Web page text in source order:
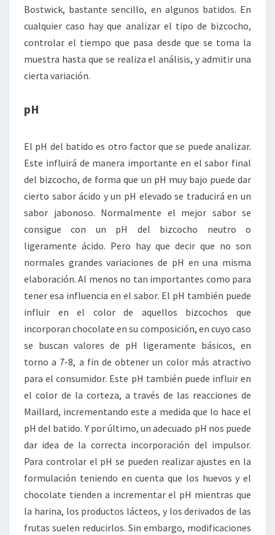
Bostwick, bastante sencillo, en algunos batidos. En
cualquier caso hay que analizar el tipo de bizcocho,
controlar el tiempo que pasa desde que se toma la
muestra hasta que se realiza el análisis, y admitir una
cierta variación.
pH
El pH del batido es otro factor que se puede analizar.
Este influirá de manera importante en el sabor final
del bizcocho, de forma que un pH muy bajo puede dar
cierto sabor ácido y un pH elevado se traducirá en un
sabor jabonoso. Normalmente el mejor sabor se
consigue con un pH del bizcocho neutro o
ligeramente ácido. Pero hay que decir que no son
normales grandes variaciones de pH en una misma
elaboración. Al menos no tan importantes como para
tener esa influencia en el sabor. El pH también puede
influir en el color de aquellos bizcochos que
incorporan chocolate en su composición, en cuyo caso
se buscan valores de pH ligeramente básicos, en
torno a 7-8, a fin de obtener un color más atractivo
para el consumidor. Este pH también puede influir en
el color de la corteza, a través de las reacciones de
Maillard, incrementando este a medida que lo hace el
pH del batido. Y por último, un adecuado pH nos puede
dar idea de la correcta incorporación del impulsor.
Para controlar el pH se pueden realizar ajustes en la
formulación teniendo en cuenta que los huevos y el
chocolate tienden a incrementar el pH mientras que
la harina, los productos lácteos, y los derivados de las
frutas suelen reducirlos. Sin embargo, modificaciones